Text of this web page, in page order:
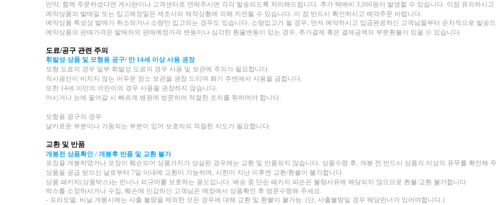
만약, 함께 주문하셨다면 게시판이나 고객센터로 연락주시면 각각 발송되도록 처리해드립니다. 추가 택배비 3,000원이 발생할 수 있습니다. 이점 유의하시고
예약상품의 발매일 또는 입고예정일은 제조사의 제작상황에 의해 지연될 수 있습니다. 이 점 반드시 확인하시고 예약주문 바랍니다.
예약상품 특성상 발매가 취소되거나 소량만 입고되는 경우도 있습니다. 소량입고가 될 경우, 먼저 예약하시고 입금완료하신 고객님들부터 순차적으로 발송
예약상품의 판매가격은 발매처의 판매예정가격 변동이나 심각한 환율변동이 있는 경우, 추가결제 혹은 결제금액의 부분환불이 있을 수 있습니다.
도료/공구 관련 주의
휘발성 상품 및 모형용 공구/ 만 14세 이상 사용 권장
모형 도료의 경우 일부 휘발성 도료의 경우 사용 및 보관에 주의가 필요합니다.
직사광선이 비치지 않는 어두운 장소 보관을 권장 드리며 화기 주변에서 사용을 금합니다.
또한 14세 미만의 어린이의 경우 사용을 권장하지 않습니다.
마시거나 눈에 들어갈 시 빠르게 병원에 방문하여 적절한 조치를 취하여야 합니다.
모형용 공구의 경우
날카로운 부분이나 가동되는 부분이 있어 보호자의 적절한 지도가 필요합니다.
교환 및 반품
개봉전 상품확인 / 개봉후 반품 및 교환 불가
포장을 개봉하였거나 포장이 훼손되어 상품가치가 상실된 경우에는 교환 및 반품되지 않습니다. 상품수령 후, 개봉 전 반드시 상품의 이상의 유무를 확인해
상품을 공급 받으신 날로부터 7일 이내에 교환이 가능하며, 시한이 지난 이후엔 교환/환불이 불가합니다.
상품 패키지(상품박스)는 런너나 피규어를 보호하는 용도입니다. 배송 중 단순 패키지 파손은 불량사유에 해당되지 않으므로 환불/교환 불가합니다.
박스를 소장하시거나 수집, 훼손에 민감하신 고객님은 매장에서 상품확인 후 방문수령해 주세요.
- 프라모델: 비닐 개봉시에는 사출 불량을 제외한 모든 경우에 대해 교환 및 환불이 불가능. (단, 사출불량일 경우 해당런너가 있어야합니다.)